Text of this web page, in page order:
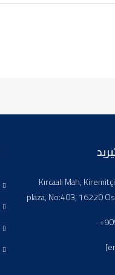
Kırcaali Mah,
plaza, No:403, 16220